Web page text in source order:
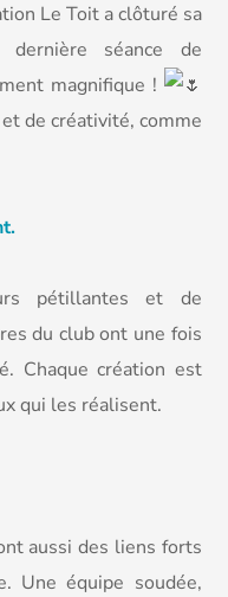
Le Toit a clôturé sa
séance de
magnifique !
de créativité, comme
pétillantes et de
du club ont une fois
Chaque création est
qui les réalisent.
aussi des liens forts
Une équipe soudée,